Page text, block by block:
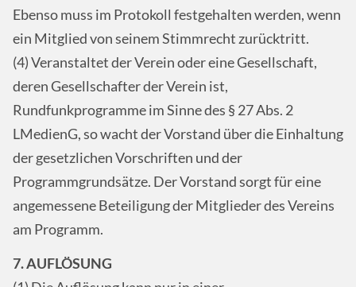
Ebenso muss im Protokoll festgehalten werden, wenn
ein Mitglied von seinem Stimmrecht zurücktritt.
(4) Veranstaltet der Verein oder eine Gesellschaft,
deren Gesellschafter der Verein ist,
Rundfunkprogramme im Sinne des § 27 Abs. 2
LMedienG, so wacht der Vorstand über die Einhaltung
der gesetzlichen Vorschriften und der
Programmgrundsätze. Der Vorstand sorgt für eine
angemessene Beteiligung der Mitglieder des Vereins
am Programm.
7. AUFLÖSUNG